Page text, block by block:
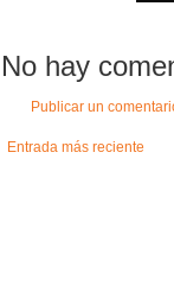
No hay
Publicar un
Entrada más reciente